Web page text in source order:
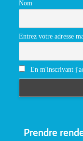
Nom
Entrez votre adresse
En m'inscrivant
Prendre